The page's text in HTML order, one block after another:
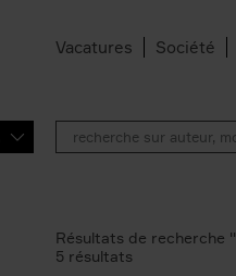
Vacatures Société
Résultats de recherche ''
5 résultats